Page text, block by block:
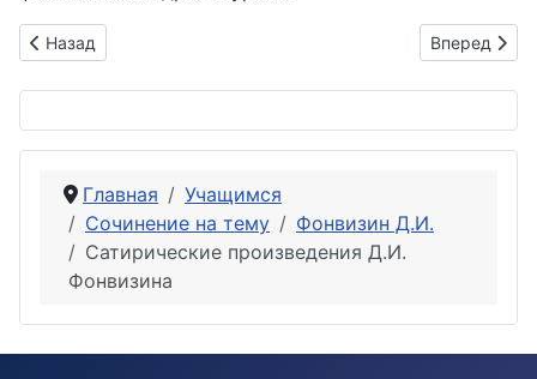
Предыдущий: Анализ комедии Д.И. Фонвизина «Недоросль»
Назад Следующий:
Вперед
Главная
Учащимся
Сочинение на тему
Фонвизин Д.И.
Сатирические произведения Д.И.
Фонвизина